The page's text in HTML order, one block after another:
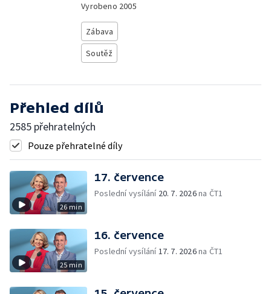
Vyrobeno 2005
Zábava
Soutěž
Přehled dílů
2585 přehratelných
Pouze přehratelné díly
26 min
17. července
Poslední vysílání 20. 7. 2026na ČT1
25 min
16. července
Poslední vysílání17. 7. 2026na ČT1